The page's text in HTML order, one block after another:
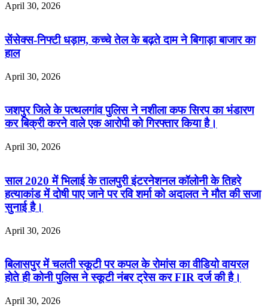
April 30, 2026
सेंसेक्स-निफ्टी धड़ाम, कच्चे तेल के बढ़ते दाम ने बिगाड़ा बाजार का
हाल
April 30, 2026
जशपुर जिले के पत्थलगांव पुलिस ने नशीला कफ सिरप का भंडारण
कर बिक्री करने वाले एक आरोपी को गिरफ्तार किया है।
April 30, 2026
साल 2020 में भिलाई के तालपुरी इंटरनेशनल कॉलोनी के तिहरे
हत्याकांड में दोषी पाए जाने पर रवि शर्मा को अदालत ने मौत की सजा
सुनाई है।
April 30, 2026
बिलासपुर में चलती स्कूटी पर कपल के रोमांस का वीडियो वायरल
होते ही कोनी पुलिस ने स्कूटी नंबर ट्रेस कर FIR दर्ज की है।
April 30, 2026